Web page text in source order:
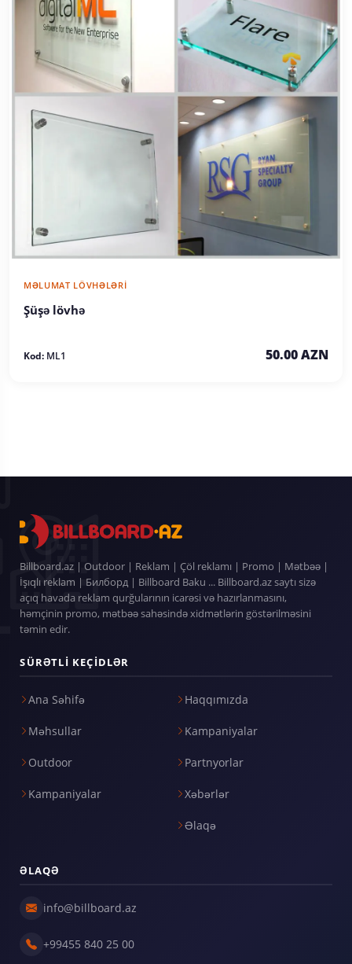
MƏLUMAT LÖVHƏLƏRI
Şüşə lövhə
Kod: ML1 50.00 AZN
Billboard.az | Outdoor | Reklam | Çöl reklamı | Promo | Mətbəə |
İşıqlı reklam | Билборд | Billboard Baku ... Billboard.az saytı sizə
açıq havada reklam qurğularının icarəsi və hazırlanmasını,
həmçinin promo, mətbəə sahəsində xidmətlərin göstərilməsini
təmin edir.
SÜRƏTLI KEÇIDLƏR
Ana Səhifə
Məhsullar
Outdoor
Kampaniyalar
Haqqımızda
Kampaniyalar
Partnyorlar
Xəbərlər
Əlaqə
ƏLAQƏ
info@billboard.az
+99455 840 25 00